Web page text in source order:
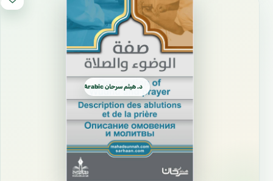
د. هيثم سرحان Arabic العربية